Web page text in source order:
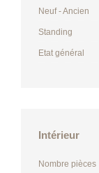
Neuf - Ancien
Standing
Etat général
Intérieur
Nombre pièces